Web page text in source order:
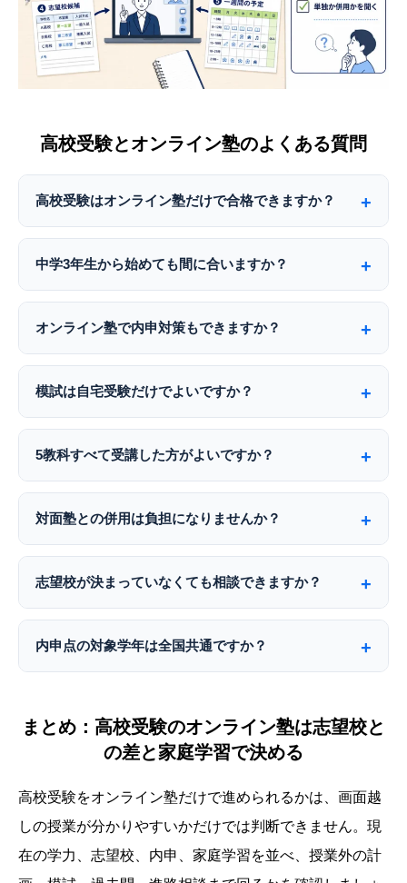
高校受験とオンライン塾のよくある質問
高校受験はオンライン塾だけで合格できますか？
中学3年生から始めても間に合いますか？
オンライン塾で内申対策もできますか？
模試は自宅受験だけでよいですか？
5教科すべて受講した方がよいですか？
対面塾との併用は負担になりませんか？
志望校が決まっていなくても相談できますか？
内申点の対象学年は全国共通ですか？
まとめ：高校受験のオンライン塾は志望校と
の差と家庭学習で決める
高校受験をオンライン塾だけで進められるかは、画面越
しの授業が分かりやすいかだけでは判断できません。現
在の学力、志望校、内申、家庭学習を並べ、授業外の計